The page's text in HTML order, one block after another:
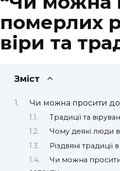
померлих
віри та
Зміст
Чи можна просити
Традиції та
Чому деякі люди
Різдвяні традиції
Чи можна просити